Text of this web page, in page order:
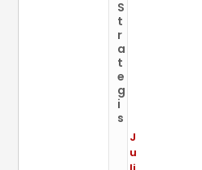
S
t
r
a
t
e
g
i
s
J
u